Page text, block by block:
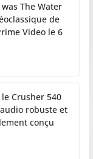
The Water
de
Video le 6
Crusher 540
robuste et
conçu